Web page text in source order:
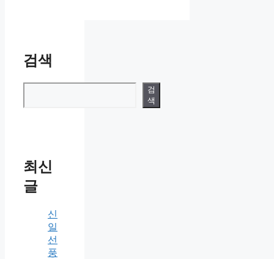
검색
검
색
최신
글
신
일
선
풍